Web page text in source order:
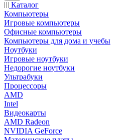
Каталог
Компьютеры
Игровые компьютеры
Офисные компьютеры
Компьютеры для дома и учебы
Ноутбуки
Игровые ноутбуки
Недорогие ноутбуки
Ультрабуки
Процессоры
AMD
Intel
Видеокарты
AMD Radeon
NVIDIA GeForce